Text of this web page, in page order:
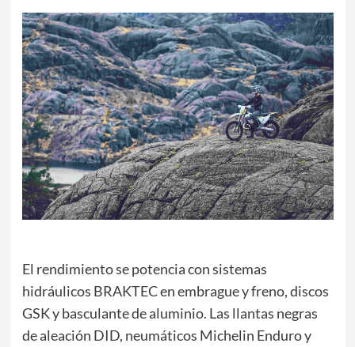
El rendimiento se potencia con sistemas
hidráulicos BRAKTEC en embrague y freno, discos
GSK y basculante de aluminio. Las llantas negras
de aleación DID, neumáticos Michelin Enduro y